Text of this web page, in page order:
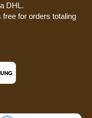
DHL.
for orders totaling